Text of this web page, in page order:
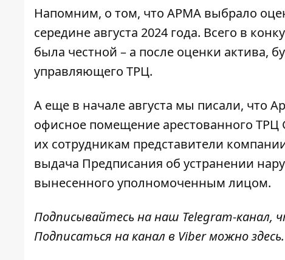
Напомним, о том, что АРМА выбрало
середине августа 2024 года. Всего в
была честной – а после оценки актива,
управляющего ТРЦ.
А еще в начале августа мы писали, что
офисное помещение арестованного ТРЦ
их сотрудникам представители
выдача Предписания об устранении
вынесенного уполномоченным лицом.
Подписывайтесь на наш Telegram-канал,
Подписаться на канал в Viber можноздесь.